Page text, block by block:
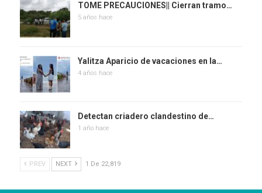
TOME PRECAUCIONES|| Cierran tramo…
5 años hace
Yalitza Aparicio de vacaciones en la…
4 años hace
Detectan criadero clandestino de…
1 año hace
PREV NEXT 1 De 22,819